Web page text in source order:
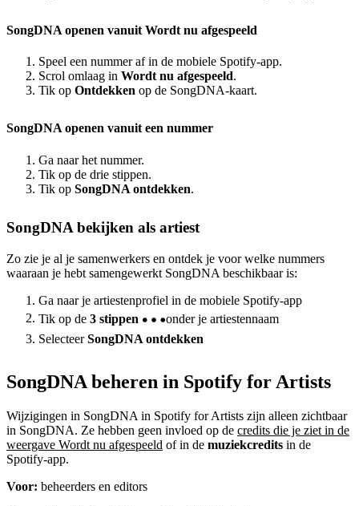
SongDNA openen vanuit Wordt nu afgespeeld
Speel een nummer af in de mobiele Spotify-app.
Scrol omlaag in Wordt nu afgespeeld.
Tik op Ontdekken op de SongDNA-kaart.
SongDNA openen vanuit een nummer
Ga naar het nummer.
Tik op de drie stippen.
Tik op SongDNA ontdekken.
SongDNA bekijken als artiest
Zo zie je al je samenwerkers en ontdek je voor welke nummers
waaraan je hebt samengewerkt SongDNA beschikbaar is:
Ga naar je artiestenprofiel in de mobiele Spotify-app
Tik op de 3 stippen
onder je artiestennaam
SelecteerSongDNA ontdekken
SongDNA beheren in Spotify for Artists
Wijzigingen in SongDNA in Spotify for Artists zijn alleen zichtbaar
in SongDNA. Ze hebben geen invloed op de credits die je ziet in de
weergave Wordt nu afgespeeld of in de muziekcredits in de
Spotify-app.
Voor: beheerders en editors